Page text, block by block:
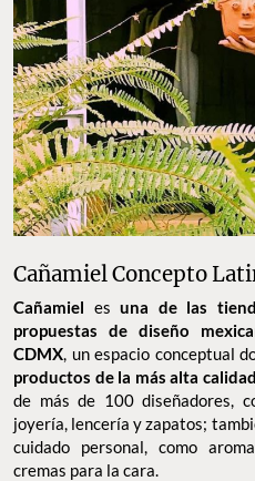
Cañamiel Concepto
Cañamiel es una de las
propuestas de diseño
CDMX, un espacio conceptual
productos de la más alta calidad
de más de 100 diseñadores,
joyería, lencería y zapatos;
cuidado personal, como
cremas para la cara.